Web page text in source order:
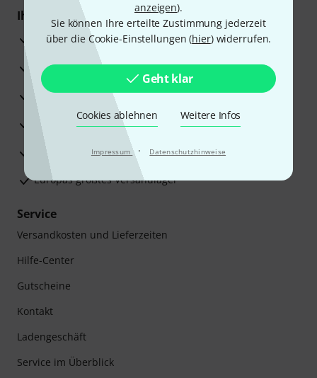
anzeigen).
Sie können Ihre erteilte Zustimmung jederzeit
über die Cookie-Einstellungen (hier) widerrufen.
Geht klar
Cookies ablehnen Weitere Infos
Impressum · Datenschutzhinweise
Ihre Vorteile
3 Jahre Thomann Garantie
30 Tage Money-Back-Garantie
Reparaturservice
Beratung durch Fachexperten
Zufriedenheitsgarantie
Europas größtes Versandlager
Service
Versandkosten und Lieferzeiten
Hilfe-Center
Gutscheine
Kontakt
Ladengeschäft
Service im Überblick